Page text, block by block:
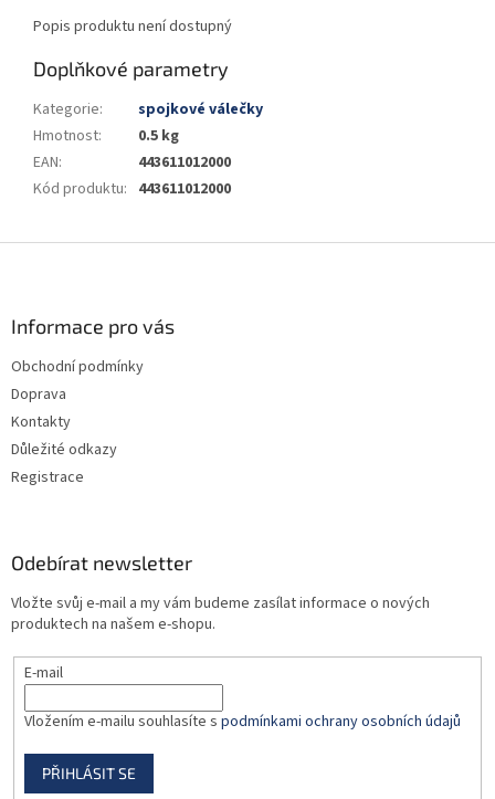
Popis produktu není dostupný
Doplňkové parametry
Kategorie:
spojkové válečky
Hmotnost:
0.5 kg
EAN:
443611012000
Kód produktu: 443611012000
Informace pro vás
Obchodní podmínky
Doprava
Kontakty
Důležité odkazy
Registrace
Odebírat newsletter
Vložte svůj e-mail a my vám budeme zasílat informace o nových
produktech na našem e-shopu.
E-mail
Vložením e-mailu souhlasíte s podmínkami ochrany osobních údajů
PŘIHLÁSIT SE